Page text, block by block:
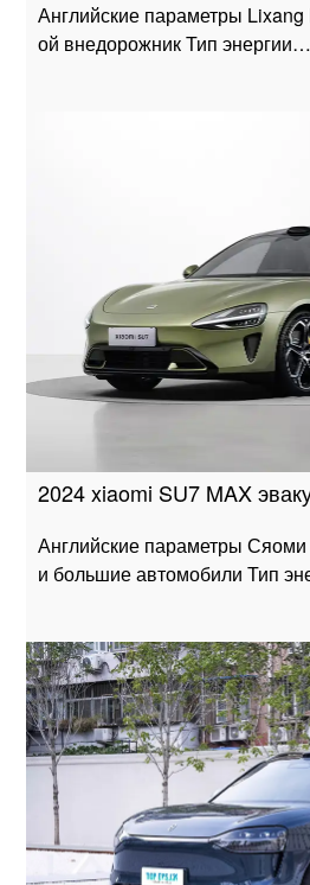
Английские параметры
ой внедорожник Тип энергии…
2024 xiaomi SU7 MAX
Английские параметры
и большие автомобили Тип